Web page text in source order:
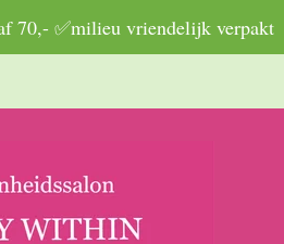
70,- ✅milieu vriendelijk verpakt